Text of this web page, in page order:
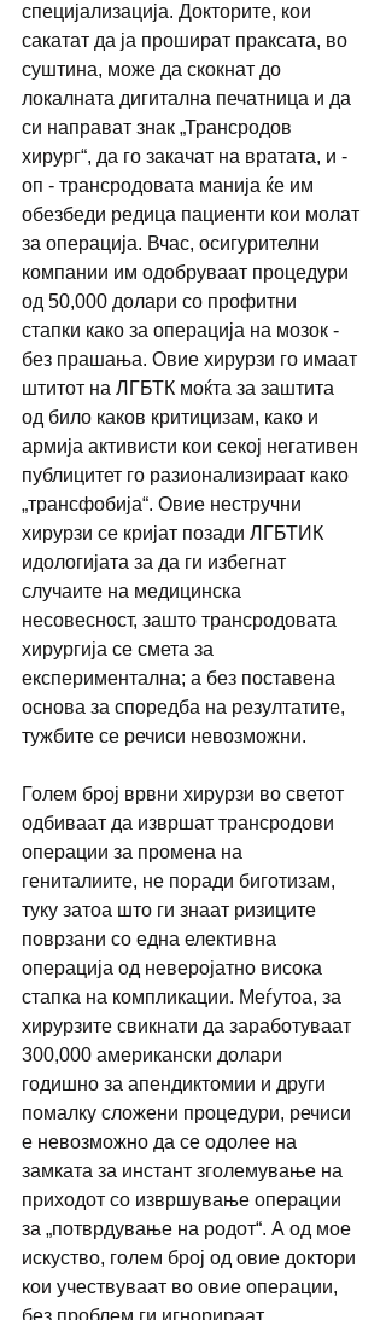
специјализација. Докторите, кои
сакатат да ја прошират праксата, во
суштина, може да скокнат до
локалната дигитална печатница и да
си направат знак „Трансродов
хирург“, да го закачат на вратата, и -
оп - трансродовата манија ќе им
обезбеди редица пациенти кои молат
за операција. Вчас, осигурителни
компании им одобруваат процедури
од 50,000 долари со профитни
стапки како за операција на мозок -
без прашања. Овие хирурзи го имаат
штитот на ЛГБТК моќта за заштита
од било каков критицизам, како и
армија активисти кои секој негативен
публицитет го разионализираат како
„трансфобија“. Овие нестручни
хирурзи се кријат позади ЛГБТИК
идологијата за да ги избегнат
случаите на медицинска
несовесност, зашто трансродовата
хирургија се смета за
експериментална; а без поставена
основа за споредба на резултатите,
тужбите се речиси невозможни.
Голем број врвни хирурзи во светот
одбиваат да извршат трансродови
операции за промена на
гениталиите, не поради биготизам,
туку затоа што ги знаат ризиците
поврзани со една елективна
операција од неверојатно висока
стапка на компликации. Меѓутоа, за
хирурзите свикнати да заработуваат
300,000 американски долари
годишно за апендиктомии и други
помалку сложени процедури, речиси
е невозможно да се одолее на
замката за инстант зголемување на
приходот со извршување операции
за „потврдување на родот“. А од мое
искуство, голем број од овие доктори
кои учествуваат во овие операции,
без проблем ги игнорираат